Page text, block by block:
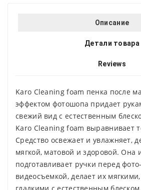
Описание
Детали товара
Reviews
Karo Cleaning foam пенка после
эффектом фотошопа придает
свежий вид с естественным
Karo Cleaning foam выравнивает
Средство освежает и увлажняет,
мягкой, матовой и здоровой. Она
подготавливает ручки перед
видеосъемкой, делает их